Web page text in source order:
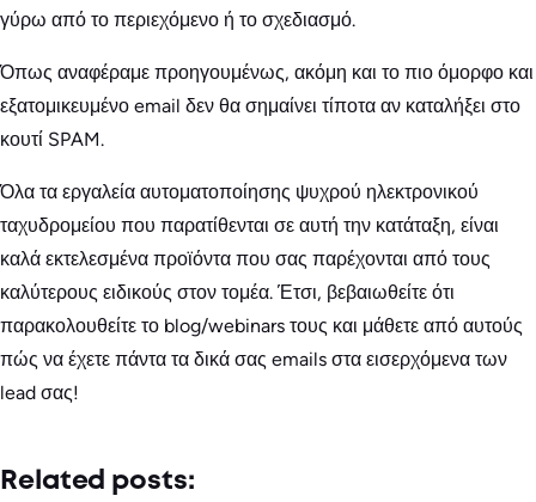
γύρω από το περιεχόμενο ή το σχεδιασμό.
Όπως αναφέραμε προηγουμένως, ακόμη και το πιο όμορφο και
εξατομικευμένο email δεν θα σημαίνει τίποτα αν καταλήξει στο
κουτί SPAM.
Όλα τα εργαλεία αυτοματοποίησης ψυχρού ηλεκτρονικού
ταχυδρομείου που παρατίθενται σε αυτή την κατάταξη, είναι
καλά εκτελεσμένα προϊόντα που σας παρέχονται από τους
καλύτερους ειδικούς στον τομέα. Έτσι, βεβαιωθείτε ότι
παρακολουθείτε το blog/webinars τους και μάθετε από αυτούς
πώς να έχετε πάντα τα δικά σας emails στα εισερχόμενα των
lead σας!
Related posts: